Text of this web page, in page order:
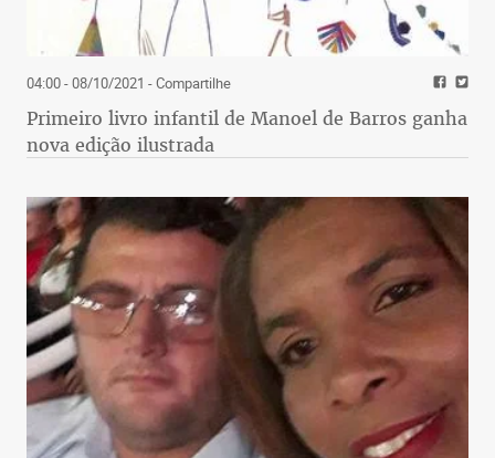
04:00 - 08/10/2021 - Compartilhe
Primeiro livro infantil de Manoel de Barros ganha
nova edição ilustrada